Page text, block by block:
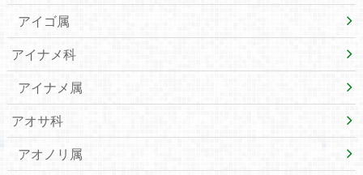
アイゴ属
アイナメ科
アイナメ属
アオサ科
アオノリ属